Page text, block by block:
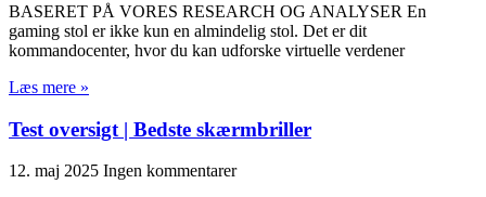
BASERET PÅ VORES RESEARCH OG ANALYSER En
gaming stol er ikke kun en almindelig stol. Det er dit
kommandocenter, hvor du kan udforske virtuelle verdener
Læs mere »
Test oversigt | Bedste skærmbriller
12. maj 2025 Ingen kommentarer